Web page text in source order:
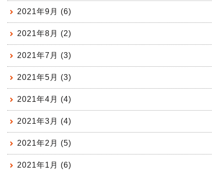
2021年9月 (6)
2021年8月 (2)
2021年7月 (3)
2021年5月 (3)
2021年4月 (4)
2021年3月 (4)
2021年2月 (5)
2021年1月 (6)